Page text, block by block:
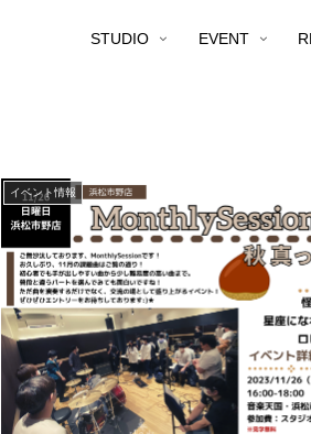
STUDIO EVENT
イベント情報